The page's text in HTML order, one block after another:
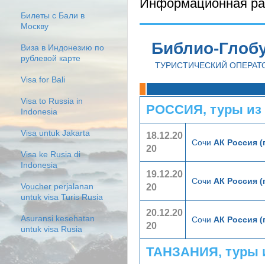
Информационная
Библио-
ТУРИСТИЧЕСКИЙ
РОССИЯ, туры
18.12.20
20
Сочи АК Россия
19.12.20
20
Сочи АК Россия
20.12.20
20
Сочи АК Россия
ТАНЗАНИЯ, туры
Билеты с Бали в
Москву
Виза в Индонезию по
рублевой карте
Visa for Bali
Visa to Russia in
Indonesia
Visa untuk Jakarta
Visa ke Rusia di
Indonesia
Voucher perjalanan
untuk visa Turis Rusia
Asuransi kesehatan
untuk visa Rusia